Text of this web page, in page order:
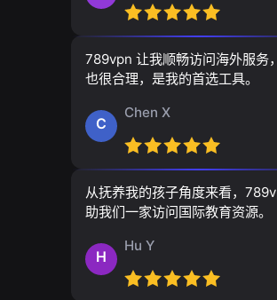
789vpn 让我顺畅访问海外服务
也很合理，是我的首选工具。
C
Chen X
从抚养我的孩子角度来看，
助我们一家访问国际教育资源。
H
Hu Y